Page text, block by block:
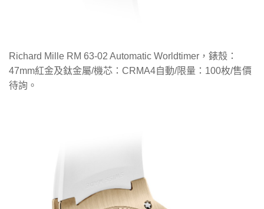
Richard Mille RM 63-02 Automatic Worldtimer，錶殼：
47mm紅金及鈦金屬/機芯：CRMA4自動/限量：100枚/售價
待詢。